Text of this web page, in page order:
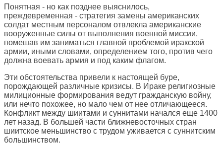
Понятная - но как позднее выяснилось,
преждевременная - стратегия замены американских
солдат местным персоналом отвлекла американские
вооруженные силы от выполнения военной миссии,
помешав им заниматься главной проблемой иракской
армии, иными словами, определением того, против чего
должна воевать армия и под каким флагом.
Эти обстоятельства привели к настоящей буре,
порождающей различные кризисы. В Ираке религиозные
милиционные формирования ведут гражданскую войну,
или нечто похожее, но мало чем от нее отличающееся.
Конфликт между шиитами и суннитами начался еще 1400
лет назад. В большей части ближневосточных стран
шиитское меньшинство с трудом уживается с суннитским
большинством.